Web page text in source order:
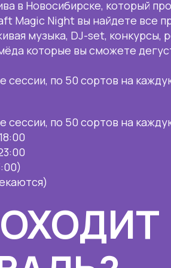
в Новосибирске, который
Magic Night вы найдете все
музыка, DJ-set, конкурсы,
которые вы сможете
сессии, по 50 сортов на
сессии, по 50 сортов на